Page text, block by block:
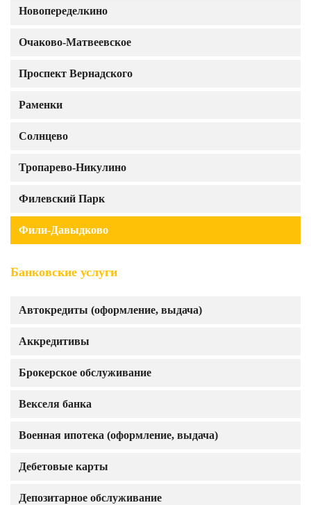
Новопеределкино
Очаково-Матвеевское
Проспект Вернадского
Раменки
Солнцево
Тропарево-Никулино
Филевский Парк
Фили-Давыдково
Банковские услуги
Автокредиты (оформление, выдача)
Аккредитивы
Брокерское обслуживание
Векселя банка
Военная ипотека (оформление, выдача)
Дебетовые карты
Депозитарное обслуживание